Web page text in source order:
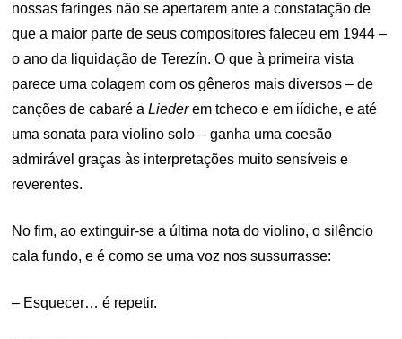
nossas faringes não se apertarem ante a constatação de
que a maior parte de seus compositores faleceu em 1944 –
o ano da liquidação de Terezín. O que à primeira vista
parece uma colagem com os gêneros mais diversos – de
canções de cabaré aLiederem tcheco e em iídiche, e até
uma sonata para violino solo – ganha uma coesão
admirável graças às interpretações muito sensíveis e
reverentes.
No fim, ao extinguir-se a última nota do violino, o silêncio
cala fundo, e é como se uma voz nos sussurrasse:
– Esquecer… é repetir.